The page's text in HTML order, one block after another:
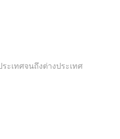
ะเทศจนถึงต่างประเทศ